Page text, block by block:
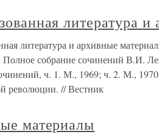
литература
литература и архивные
собрание сочинений В.И.
ч. 1. М., 1969; ч. 2. М.,
революции. // Вестник
материалы